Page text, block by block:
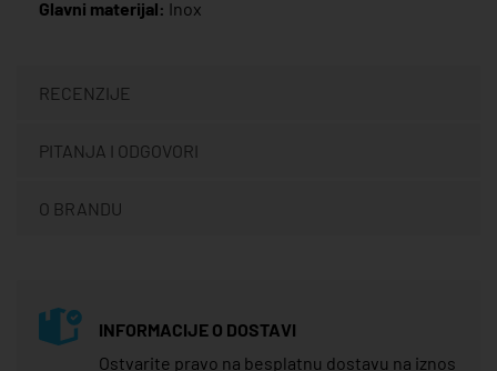
Glavni materijal: Inox
RECENZIJE
PITANJA I ODGOVORI
O BRANDU
INFORMACIJE O DOSTAVI
Ostvarite pravo na besplatnu dostavu na iznos